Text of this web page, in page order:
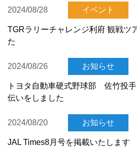
2024/08/28 イベント
TGRラリーチャレンジ利府 観戦ツ
た
2024/08/26 お知らせ
トヨタ自動車硬式野球部 佐竹投
伝いをしました
2024/08/20 お知らせ
JAL Times8月号を掲載いたします